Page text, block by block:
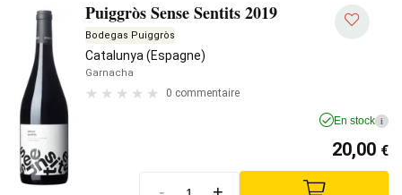
Puiggròs Sense Sentits 2019
Bodegas Puiggròs
Catalunya (Espagne)
Garnacha
0 commentaire
En stock i
20,00 €